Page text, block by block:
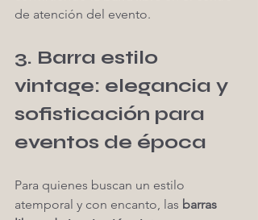
de atención del evento.
3. Barra estilo
vintage: elegancia y
sofisticación para
eventos de época
Para quienes buscan un estilo
atemporal y con encanto, las barras